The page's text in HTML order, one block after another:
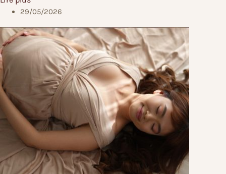
29/05/2026